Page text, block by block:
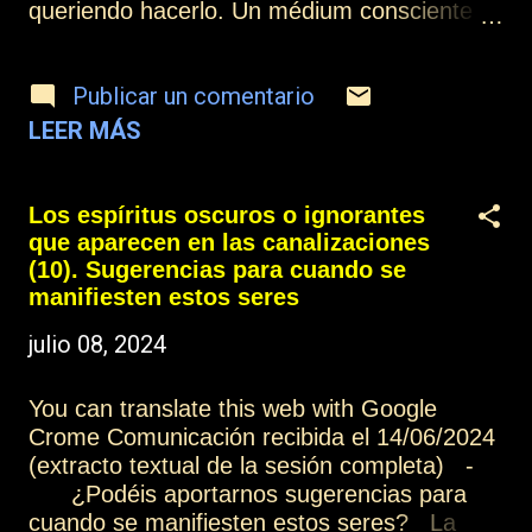
queriendo hacerlo. Un médium consciente
modo, el médium podría quedarse sometido
a ese espíritu de forma duradera, y eso
espíritus oscuros o ignorantes que aparecen
en las canalizaciones (1) Más información:
Índice Contactar o suscribirse Practicar la
mediumnidad
Publicar un comentario
LEER MÁS
Los espíritus oscuros o ignorantes
que aparecen en las canalizaciones
(10). Sugerencias para cuando se
manifiesten estos seres
julio 08, 2024
You can translate this web with Google
Crome Comunicación recibida el 14/06/2024
(extracto textual de la sesión completa) -
¿Podéis aportarnos sugerencias para
cuando se manifiesten estos seres? La